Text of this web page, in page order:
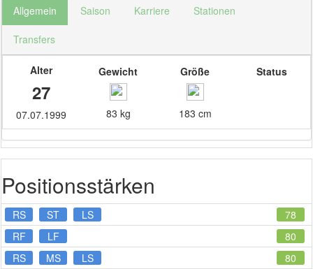
Allgemein Saison Karriere Stationen
Transfers
Alter
27
07.07.1999
Gewicht
83 kg
Größe
183 cm
Status
Positionsstärken
RS ST LS
78
RF
LF
80
RS
MS LS
80